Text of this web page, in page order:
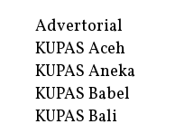
Advertorial
KUPAS Aceh
KUPAS Aneka
KUPAS Babel
KUPAS Bali